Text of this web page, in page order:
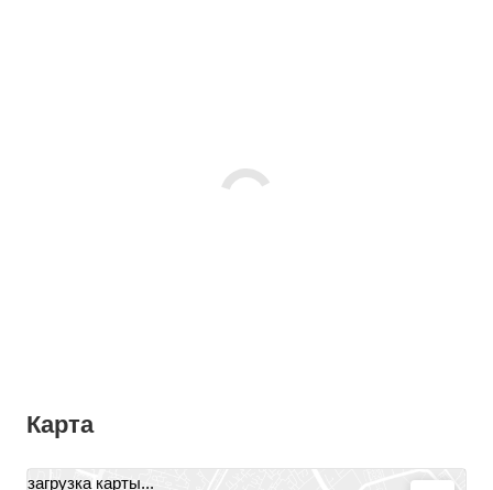
Карта
загрузка карты...